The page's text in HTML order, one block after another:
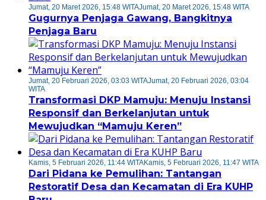
Jumat, 20 Maret 2026, 15:48 WITAJumat, 20 Maret 2026, 15:48 WITA
Gugurnya Penjaga Gawang, Bangkitnya
Penjaga Baru
Jumat, 20 Februari 2026, 03:03 WITAJumat, 20 Februari 2026, 03:04
WITA
Transformasi DKP Mamuju: Menuju Instansi
Responsif dan Berkelanjutan untuk
Mewujudkan “Mamuju Keren”
Kamis, 5 Februari 2026, 11:44 WITAKamis, 5 Februari 2026, 11:47 WITA
Dari Pidana ke Pemulihan: Tantangan
Restoratif Desa dan Kecamatan di Era KUHP